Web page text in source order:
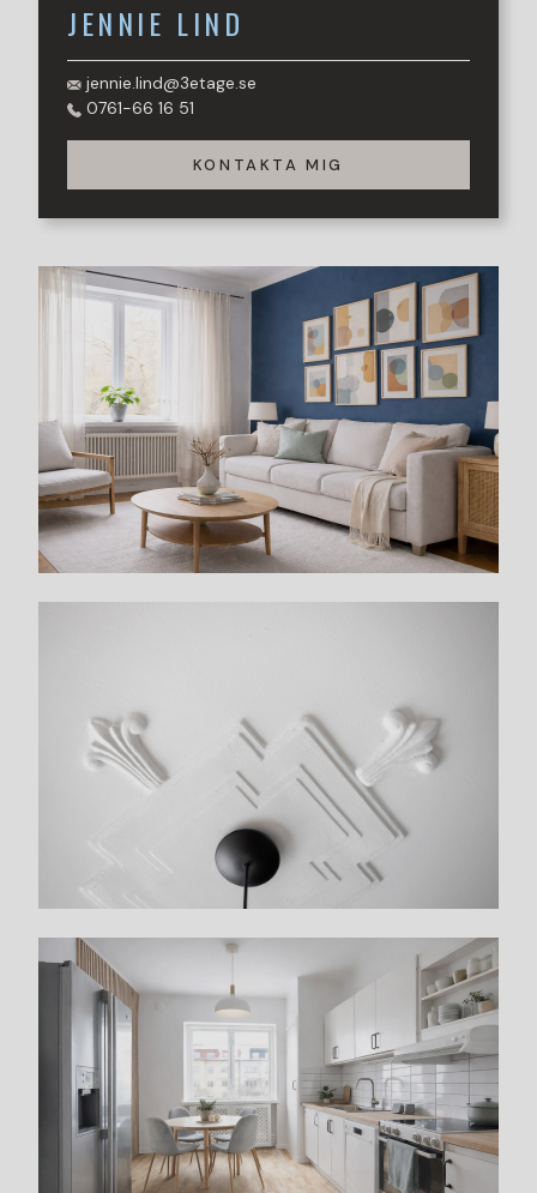
JENNIE LIND
jennie.lind@3etage.se
0761-66 16 51
KONTAKTA MIG